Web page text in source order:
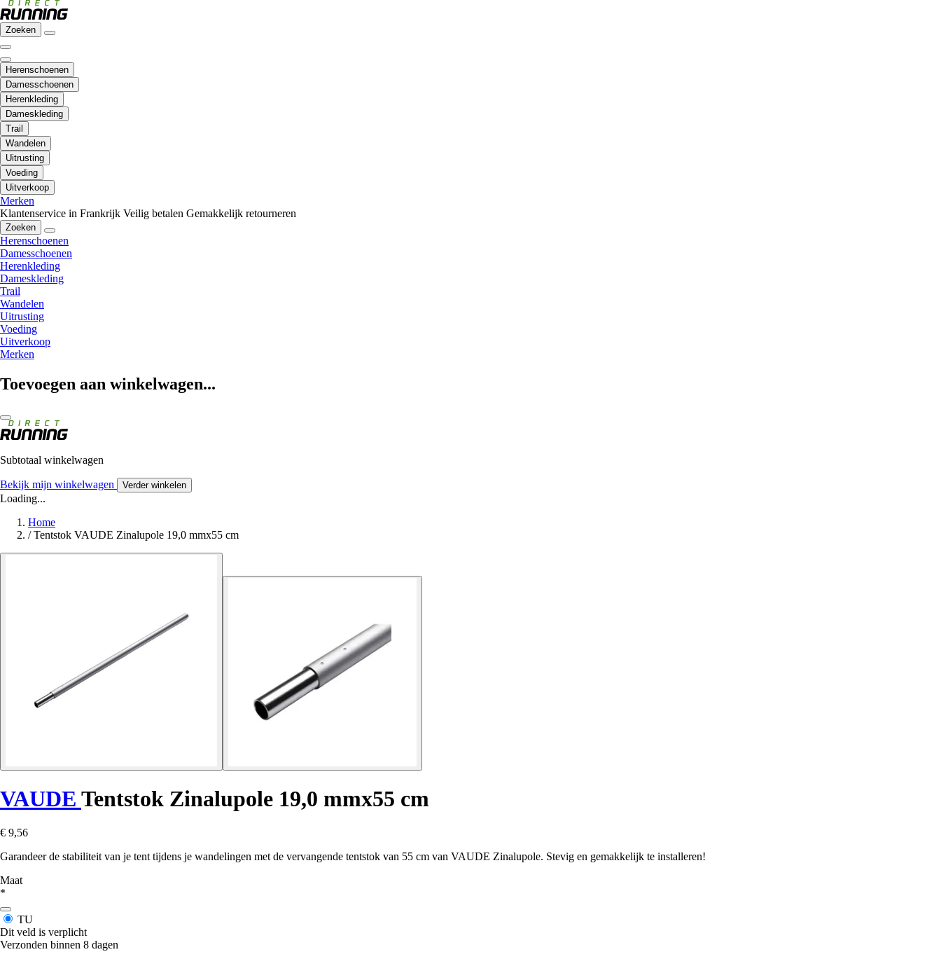
Zoeken
Herenschoenen
Damesschoenen
Herenkleding
Dameskleding
Trail
Wandelen
Uitrusting
Voeding
Uitverkoop
Merken
Klantenservice in Frankrijk Veilig betalen Gemakkelijk retourneren
Zoeken
Herenschoenen
Damesschoenen
Herenkleding
Dameskleding
Trail
Wandelen
Uitrusting
Voeding
Uitverkoop
Merken
Toevoegen aan winkelwagen...
Subtotaal winkelwagen
Bekijk mijn winkelwagen Verder winkelen
Loading...
Home
/ Tentstok VAUDE Zinalupole 19,0 mmx55 cm
VAUDE Tentstok Zinalupole 19,0 mmx55 cm
€ 9,56
Garandeer de stabiliteit van je tent tijdens je wandelingen met de vervangende tentstok van 55 cm van VAUDE Zinalupole. Stevig en gemakkelijk te installeren!
Maat
*
TU
Dit veld is verplicht
Verzonden binnen 8 dagen